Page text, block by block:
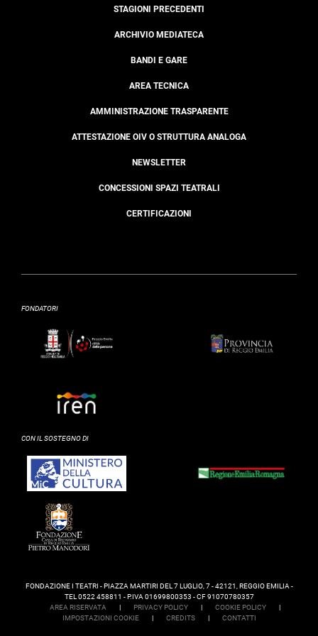
STAGIONI PRECEDENTI
ARCHIVIO MEDIATECA
BANDI E GARE
AREA TECNICA
AMMINISTRAZIONE TRASPARENTE
ATTESTAZIONE OIV O STRUTTURA ANALOGA
NEWSLETTER
CONCESSIONI SPAZI TEATRALI
CERTIFICAZIONI
FONDATORI
CON IL SOSTEGNO DI
FONDAZIONE I TEATRI - PIAZZA MARTIRI DEL 7 LUGLIO, 7 - 42121, REGGIO EMILIA -
TEL 0522 458811 - P.IVA 01699800353 - CF 91070780357
AREA RISERVATA
| PRIVACY POLICY | COOKIE POLICY
|
IMPOSTAZIONI COOKIE
| CREDITS | CONTATTI